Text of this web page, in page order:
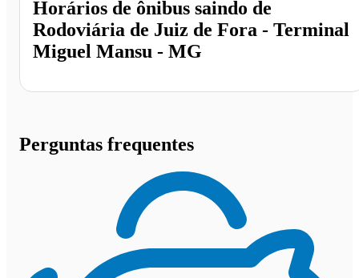
Horários de ônibus saindo de
Rodoviária de Juiz de Fora - Terminal
Miguel Mansu - MG
Perguntas frequentes